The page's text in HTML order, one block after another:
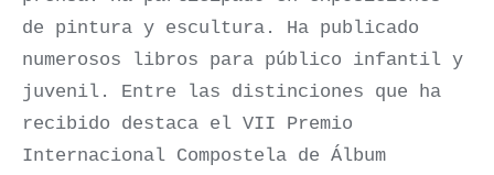
de pintura y escultura. Ha publicado
numerosos libros para público infantil y
juvenil. Entre las distinciones que ha
recibido destaca el VII Premio
Internacional Compostela de Álbum